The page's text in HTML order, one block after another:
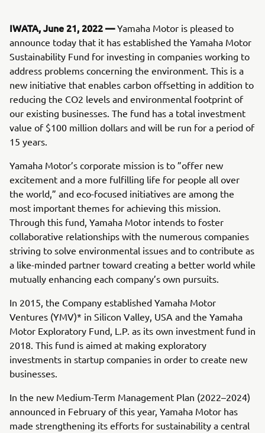
IWATA, June 21, 2022 —Yamaha Motor is pleased to
announce today that it has established the Yamaha Motor
Sustainability Fund for investing in companies working to
address problems concerning the environment. This is a
new initiative that enables carbon offsetting in addition to
reducing the CO2 levels and environmental footprint of
our existing businesses. The fund has a total investment
value of $100 million dollars and will be run for a period of
15 years.
Yamaha Motor’s corporate mission is to ”offer new
excitement and a more fulfilling life for people all over
the world,” and eco-focused initiatives are among the
most important themes for achieving this mission.
Through this fund, Yamaha Motor intends to foster
collaborative relationships with the numerous companies
striving to solve environmental issues and to contribute as
a like-minded partner toward creating a better world while
mutually enhancing each company’s own pursuits.
In 2015, the Company established Yamaha Motor
Ventures (YMV)* in Silicon Valley, USA and the Yamaha
Motor Exploratory Fund, L.P. as its own investment fund in
2018. This fund is aimed at making exploratory
investments in startup companies in order to create new
businesses.
In the new Medium-Term Management Plan (2022–2024)
announced in February of this year, Yamaha Motor has
made strengthening its efforts for sustainability a central